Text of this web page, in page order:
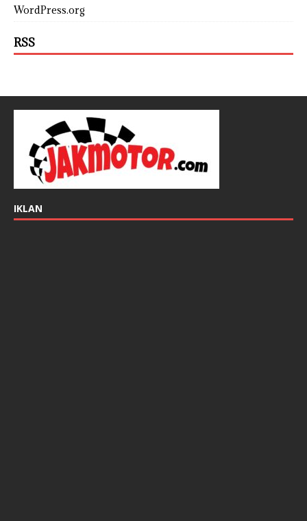
WordPress.org
RSS
IKLAN